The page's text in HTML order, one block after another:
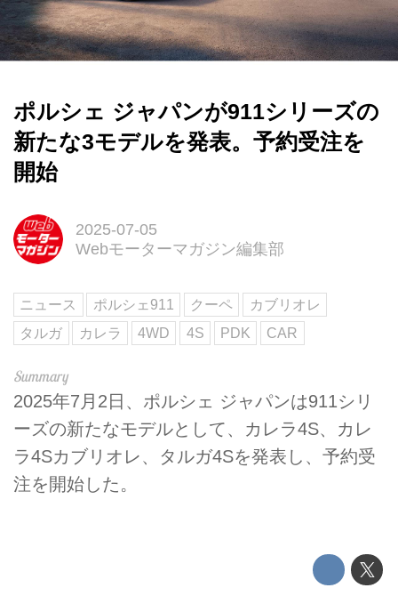
ポルシェ ジャパンが911シリーズの
新たな3モデルを発表。予約受注を
開始
2025-07-05
Webモーターマガジン編集部
ニュース ポルシェ911 クーペ
カブリオレ
タルガ
カレラ 4WD 4S PDK CAR
2025年7月2日、ポルシェ ジャパンは911シリ
ーズの新たなモデルとして、カレラ4S、カレ
ラ4Sカブリオレ、タルガ4Sを発表し、予約受
注を開始した。